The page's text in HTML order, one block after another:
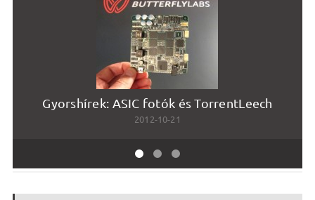
Gyorshírek: ASIC fotók és TorrentLeech
2012-10-21